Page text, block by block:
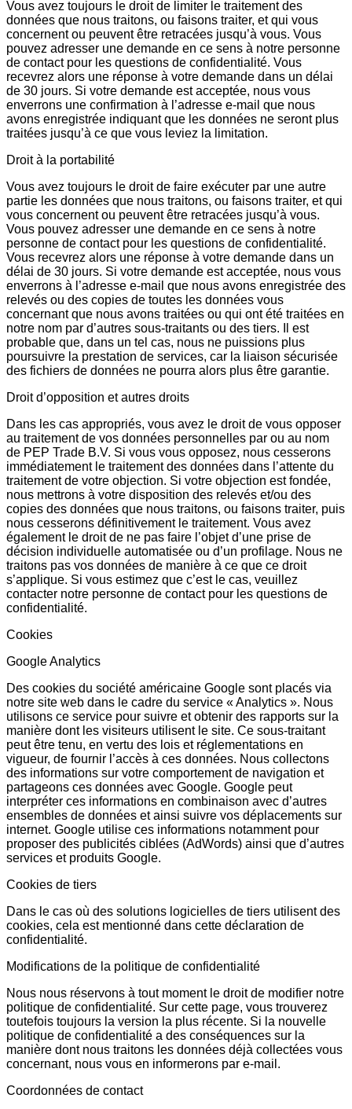
Vous avez toujours le droit de limiter le traitement des
données que nous traitons, ou faisons traiter, et qui vous
concernent ou peuvent être retracées jusqu’à vous. Vous
pouvez adresser une demande en ce sens à notre personne
de contact pour les questions de confidentialité. Vous
recevrez alors une réponse à votre demande dans un délai
de 30 jours. Si votre demande est acceptée, nous vous
enverrons une confirmation à l’adresse e-mail que nous
avons enregistrée indiquant que les données ne seront plus
traitées jusqu’à ce que vous leviez la limitation.
Droit à la portabilité
Vous avez toujours le droit de faire exécuter par une autre
partie les données que nous traitons, ou faisons traiter, et qui
vous concernent ou peuvent être retracées jusqu’à vous.
Vous pouvez adresser une demande en ce sens à notre
personne de contact pour les questions de confidentialité.
Vous recevrez alors une réponse à votre demande dans un
délai de 30 jours. Si votre demande est acceptée, nous vous
enverrons à l’adresse e-mail que nous avons enregistrée des
relevés ou des copies de toutes les données vous
concernant que nous avons traitées ou qui ont été traitées en
notre nom par d’autres sous-traitants ou des tiers. Il est
probable que, dans un tel cas, nous ne puissions plus
poursuivre la prestation de services, car la liaison sécurisée
des fichiers de données ne pourra alors plus être garantie.
Droit d’opposition et autres droits
Dans les cas appropriés, vous avez le droit de vous opposer
au traitement de vos données personnelles par ou au nom
de PEP Trade B.V. Si vous vous opposez, nous cesserons
immédiatement le traitement des données dans l’attente du
traitement de votre objection. Si votre objection est fondée,
nous mettrons à votre disposition des relevés et/ou des
copies des données que nous traitons, ou faisons traiter, puis
nous cesserons définitivement le traitement. Vous avez
également le droit de ne pas faire l’objet d’une prise de
décision individuelle automatisée ou d’un profilage. Nous ne
traitons pas vos données de manière à ce que ce droit
s’applique. Si vous estimez que c’est le cas, veuillez
contacter notre personne de contact pour les questions de
confidentialité.
Cookies
Google Analytics
Des cookies du société américaine Google sont placés via
notre site web dans le cadre du service « Analytics ». Nous
utilisons ce service pour suivre et obtenir des rapports sur la
manière dont les visiteurs utilisent le site. Ce sous-traitant
peut être tenu, en vertu des lois et réglementations en
vigueur, de fournir l’accès à ces données. Nous collectons
des informations sur votre comportement de navigation et
partageons ces données avec Google. Google peut
interpréter ces informations en combinaison avec d’autres
ensembles de données et ainsi suivre vos déplacements sur
internet. Google utilise ces informations notamment pour
proposer des publicités ciblées (AdWords) ainsi que d’autres
services et produits Google.
Cookies de tiers
Dans le cas où des solutions logicielles de tiers utilisent des
cookies, cela est mentionné dans cette déclaration de
confidentialité.
Modifications de la politique de confidentialité
Nous nous réservons à tout moment le droit de modifier notre
politique de confidentialité. Sur cette page, vous trouverez
toutefois toujours la version la plus récente. Si la nouvelle
politique de confidentialité a des conséquences sur la
manière dont nous traitons les données déjà collectées vous
concernant, nous vous en informerons par e-mail.
Coordonnées de contact